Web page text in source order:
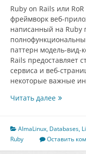
Ruby on Rails или
фреймворк веб-
написанный на Ruby
паттерн модель-вид-
Rails предоставляет
сервиса и веб-
некоторые важные
Читать далееКак
on
Rails
с
AlmaLinux, Databases,
Ruby
Оставить